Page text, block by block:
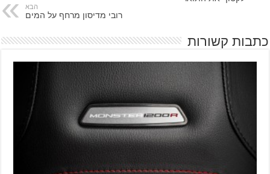
הבא
רובי מדיסון מרחף על המים
כתבות קשורות